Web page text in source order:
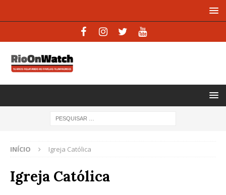
INÍCIO Igreja Católica
Igreja Católica